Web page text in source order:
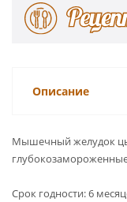
Описание
Мышечный желудок
Срок годности: 6